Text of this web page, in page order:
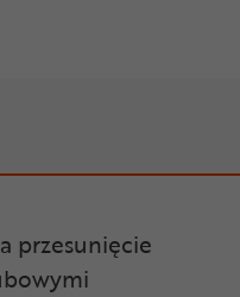
przesunięcie